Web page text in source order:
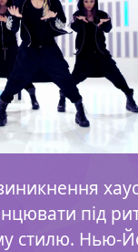
під
стилю. Нью-